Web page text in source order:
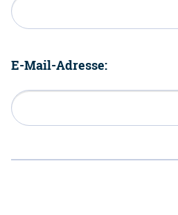
E-Mail-Adresse: